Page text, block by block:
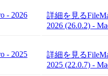
- 2026
詳細を見る
2026 (26.0.2) -
- 2025
詳細を見る
2025 (22.0.7) -